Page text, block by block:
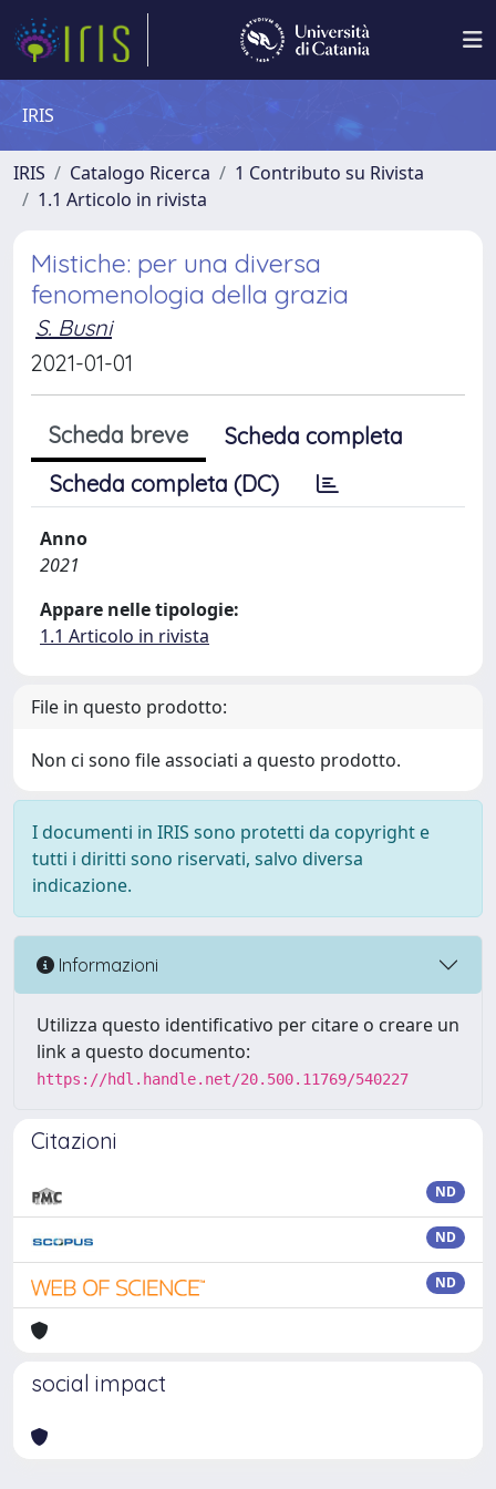
IRIS
IRIS Catalogo Ricerca
1 Contributo su Rivista
1.1 Articolo in rivista
Mistiche: per una diversa
fenomenologia della grazia
S. Busni
2021-01-01
Scheda breve
Scheda completa
Scheda completa (DC)
Anno
2021
Appare nelle tipologie:
1.1 Articolo in rivista
File in questo prodotto:
Non ci sono file associati a questo prodotto.
I documenti in IRIS sono protetti da copyright e
tutti i diritti sono riservati, salvo diversa
indicazione.
Informazioni
Utilizza questo identificativo per citare o creare un
link a questo documento:
https://hdl.handle.net/20.500.11769/540227
Citazioni
ND
ND
ND
social impact